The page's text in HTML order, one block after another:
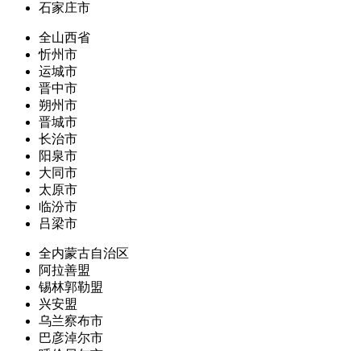
石家庄市
全山西省
忻州市
运城市
晋中市
朔州市
晋城市
长治市
阳泉市
大同市
太原市
临汾市
吕梁市
全内蒙古自治区
阿拉善盟
锡林郭勒盟
兴安盟
乌兰察布市
巴彦淖尔市